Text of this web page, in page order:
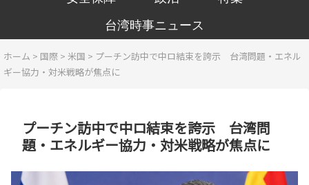
台湾時事ニュース
ホーム > 国際 > 米国 > プーチン訪中で中ロ結束を誇示 台湾問題・エネル
ギー協力・対米戦略が焦点に
プーチン訪中で中ロ結束を誇示 台湾問
題・エネルギー協力・対米戦略が焦点に